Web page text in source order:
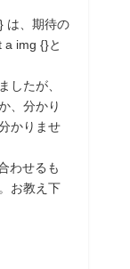
は、期待の
a img {}と
したが、
、分かり
かりませ
わせるも
お教え下